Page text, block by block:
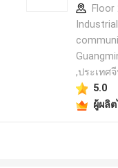
Floor
,ประเทศ
5.0
ผู้ผลิ